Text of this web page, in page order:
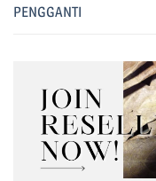
PENGGANTI